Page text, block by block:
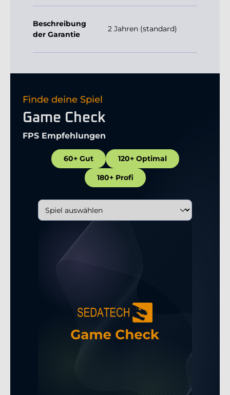
Beschreibung
der Garantie
2 Jahren (standard)
Finde deine Spiel
Game Check
FPS Empfehlungen
60+ Gut 120+ Optimal
180+ Profi